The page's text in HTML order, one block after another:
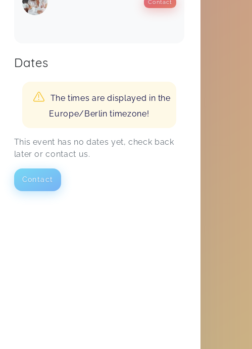
Contact
Dates
The times are displayed in the
Europe/Berlin timezone!
This event has no dates yet, check back
later or contact us.
Contact